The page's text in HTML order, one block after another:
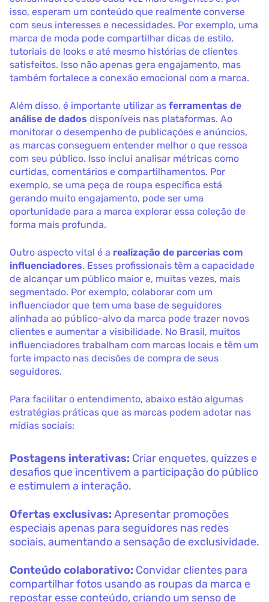
isso, esperam um conteúdo que realmente converse
com seus interesses e necessidades. Por exemplo, uma
marca de moda pode compartilhar dicas de estilo,
tutoriais de looks e até mesmo histórias de clientes
satisfeitos. Isso não apenas gera engajamento, mas
também fortalece a conexão emocional com a marca.
Além disso, é importante utilizar as ferramentas de
análise de dados disponíveis nas plataformas. Ao
monitorar o desempenho de publicações e anúncios,
as marcas conseguem entender melhor o que ressoa
com seu público. Isso inclui analisar métricas como
curtidas, comentários e compartilhamentos. Por
exemplo, se uma peça de roupa específica está
gerando muito engajamento, pode ser uma
oportunidade para a marca explorar essa coleção de
forma mais profunda.
Outro aspecto vital é a realização de parcerias com
influenciadores. Esses profissionais têm a capacidade
de alcançar um público maior e, muitas vezes, mais
segmentado. Por exemplo, colaborar com um
influenciador que tem uma base de seguidores
alinhada ao público-alvo da marca pode trazer novos
clientes e aumentar a visibilidade. No Brasil, muitos
influenciadores trabalham com marcas locais e têm um
forte impacto nas decisões de compra de seus
seguidores.
Para facilitar o entendimento, abaixo estão algumas
estratégias práticas que as marcas podem adotar nas
mídias sociais:
Postagens interativas: Criar enquetes, quizzes e
desafios que incentivem a participação do público
e estimulem a interação.
Ofertas exclusivas: Apresentar promoções
especiais apenas para seguidores nas redes
sociais, aumentando a sensação de exclusividade.
Conteúdo colaborativo: Convidar clientes para
compartilhar fotos usando as roupas da marca e
repostar esse conteúdo, criando um senso de